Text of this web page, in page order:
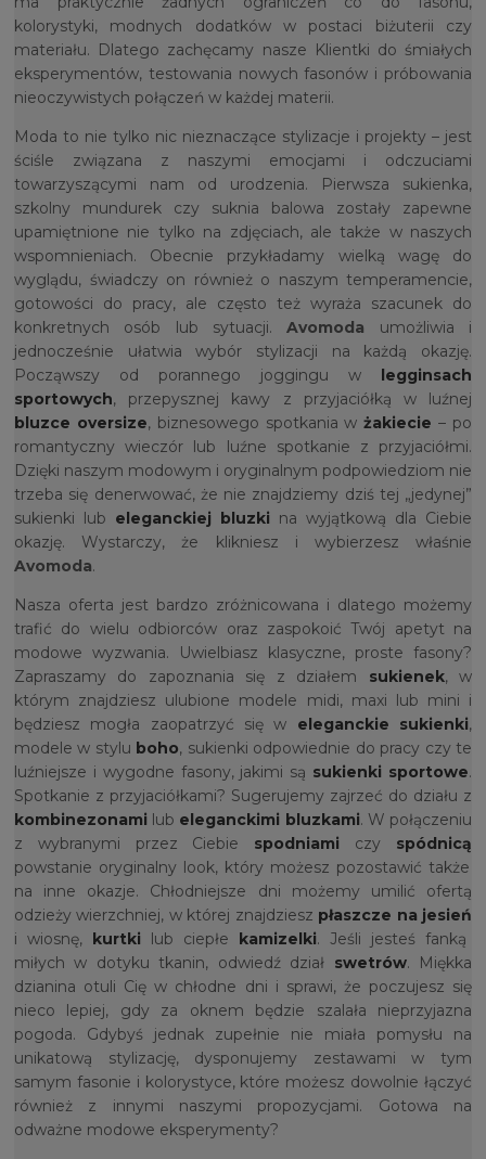
kolorystyki, modnych dodatków w postaci biżuterii czy
materiału. Dlatego zachęcamy nasze Klientki do śmiałych
eksperymentów, testowania nowych fasonów i próbowania
nieoczywistych połączeń w każdej materii.
Moda to nie tylko nic nieznaczące stylizacje i projekty – jest
ściśle związana z naszymi emocjami i odczuciami
towarzyszącymi nam od urodzenia. Pierwsza sukienka,
szkolny mundurek czy suknia balowa zostały zapewne
upamiętnione nie tylko na zdjęciach, ale także w naszych
wspomnieniach. Obecnie przykładamy wielką wagę do
wyglądu, świadczy on również o naszym temperamencie,
gotowości do pracy, ale często też wyraża szacunek do
konkretnych osób lub sytuacji.Avomoda umożliwia i
jednocześnie ułatwia wybór stylizacji na każdą okazję.
Począwszy od porannego joggingu w legginsach
sportowych, przepysznej kawy z przyjaciółką w luźnej
bluzce oversize, biznesowego spotkania wżakiecie – po
romantyczny wieczór lub luźne spotkanie z przyjaciółmi.
Dzięki naszym modowym i oryginalnym podpowiedziom nie
trzeba się denerwować, że nie znajdziemy dziś tej „jedynej”
sukienki lub eleganckiej bluzki na wyjątkową dla Ciebie
okazję. Wystarczy, że klikniesz i wybierzesz właśnie
Avomoda.
Nasza oferta jest bardzo zróżnicowana i dlatego możemy
trafić do wielu odbiorców oraz zaspokoić Twój apetyt na
modowe wyzwania. Uwielbiasz klasyczne, proste fasony?
Zapraszamy do zapoznania się z działem sukienek, w
którym znajdziesz ulubione modele midi, maxi lub mini i
będziesz mogła zaopatrzyć się w eleganckie sukienki,
modele w stylu boho, sukienki odpowiednie do pracy czy te
luźniejsze i wygodne fasony, jakimi są sukienki sportowe.
Spotkanie z przyjaciółkami? Sugerujemy zajrzeć do działu z
kombinezonami lub eleganckimi bluzkami. W połączeniu
z wybranymi przez Ciebie spodniami czy spódnicą
powstanie oryginalny look, który możesz pozostawić także
na inne okazje. Chłodniejsze dni możemy umilić ofertą
odzieży wierzchniej, w której znajdziesz płaszcze na jesień
i wiosnę, kurtki lub ciepłe kamizelki. Jeśli jesteś fanką
miłych w dotyku tkanin, odwiedź dział swetrów. Miękka
dzianina otuli Cię w chłodne dni i sprawi, że poczujesz się
nieco lepiej, gdy za oknem będzie szalała nieprzyjazna
pogoda. Gdybyś jednak zupełnie nie miała pomysłu na
unikatową stylizację, dysponujemy zestawami w tym
samym fasonie i kolorystyce, które możesz dowolnie łączyć
również z innymi naszymi propozycjami. Gotowa na
odważne modowe eksperymenty?